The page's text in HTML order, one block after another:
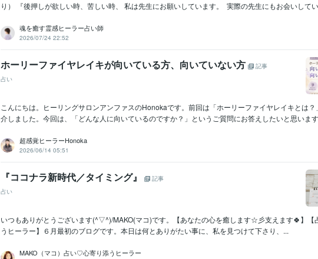
り） 『後押しが欲しい時、苦しい時、 私は先生にお願いしています。 実際の先生にもお会いして
魂を癒す霊感ヒーラー占い師
2026/07/24 22:52
ホーリーファイヤレイキが向いている方、向いていない方
記事
占い
こんにちは。ヒーリングサロンアンファスのHonokaです。前回は「ホーリーファイヤレイキとは
介しました。今回は、「どんな人に向いているのですか？」というご質問にお答えしたいと思いま
超感覚ヒーラーHonoka
2026/06/14 05:51
『ココナラ新時代／タイミング』
記事
占い
いつもありがとうございます(^▽^)/MAKO(マコ)です。【あなたの心を癒します☆彡支えます🍀】【
うヒーラー】６月最初のブログです。本日は何とありがたい事に、私を見つけて下さり、...
MAKO（マコ）占い♡心寄り添うヒーラー